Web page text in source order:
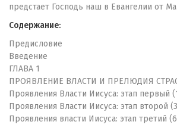
предстает Господь наш в Евангелии от
Содержание:
Предисловие
Введение
ГЛАВА 1
ПРОЯВЛЕНИЕ ВЛАСТИ И ПРЕЛЮДИЯ
Проявления Власти Иисуса: этап первый
Проявления Власти Иисуса: этап второй
Проявления власти Иисуса: этап третий